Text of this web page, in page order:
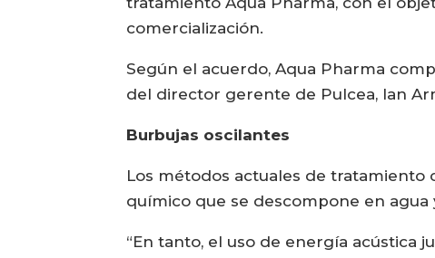
comercialización.
Según el acuerdo, Aqua Pharma
del director gerente de Pulcea, Ian
Burbujas oscilantes
Los métodos actuales de
químico que se descompone en
“En tanto, el uso de energía